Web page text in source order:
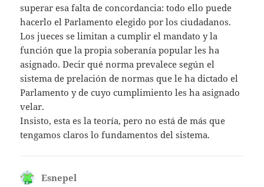
superar esa falta de concordancia: todo ello puede
hacerlo el Parlamento elegido por los ciudadanos.
Los jueces se limitan a cumplir el mandato y la
función que la propia soberanía popular les ha
asignado. Decir qué norma prevalece según el
sistema de prelación de normas que le ha dictado el
Parlamento y de cuyo cumplimiento les ha asignado
velar.
Insisto, esta es la teoría, pero no está de más que
tengamos claros lo fundamentos del sistema.
Esnepel